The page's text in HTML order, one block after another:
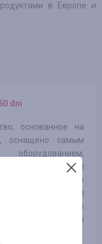
в Европе и
dni
основанное на
оснащено самым
фасовке и
По уровню
и масштабам
Faberlic входит в
предприятий